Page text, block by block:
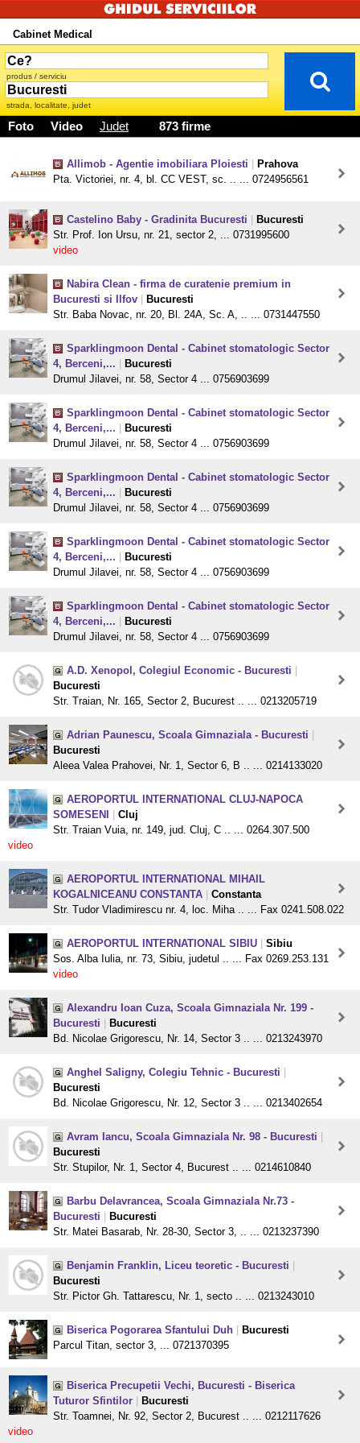
Cabinet Medical
produs / serviciu
strada, localitate, judet
Foto Video Judet 873 firme
Allimob - Agentie imobiliara Ploiesti
Prahova
Pta. Victoriei, nr. 4, bl. CC VEST, sc. .. ... 0724956561
Castelino Baby - Gradinita Bucuresti
Bucuresti
Str. Prof. Ion Ursu, nr. 21, sector 2, ... 0731995600
video
Nabira Clean - firma de curatenie premium in
Bucuresti si Ilfov
Bucuresti
Str. Baba Novac, nr. 20, Bl. 24A, Sc. A, .. ... 0731447550
Sparklingmoon Dental - Cabinet stomatologic Sector
4, Berceni,...
Bucuresti
Drumul Jilavei, nr. 58, Sector 4 ... 0756903699
Sparklingmoon Dental - Cabinet stomatologic Sector
4, Berceni,...
Bucuresti
Drumul Jilavei, nr. 58, Sector 4 ... 0756903699
Sparklingmoon Dental - Cabinet stomatologic Sector
4, Berceni,...
Bucuresti
Drumul Jilavei, nr. 58, Sector 4 ... 0756903699
Sparklingmoon Dental - Cabinet stomatologic Sector
4, Berceni,...
Bucuresti
Drumul Jilavei, nr. 58, Sector 4 ... 0756903699
Sparklingmoon Dental - Cabinet stomatologic Sector
4, Berceni,...
Bucuresti
Drumul Jilavei, nr. 58, Sector 4 ... 0756903699
A.D. Xenopol, Colegiul Economic - Bucuresti
Bucuresti
Str. Traian, Nr. 165, Sector 2, Bucurest .. ... 0213205719
Adrian Paunescu, Scoala Gimnaziala - Bucuresti
Bucuresti
Aleea Valea Prahovei, Nr. 1, Sector 6, B .. ... 0214133020
AEROPORTUL INTERNATIONAL CLUJ-NAPOCA
SOMESENI
Cluj
Str. Traian Vuia, nr. 149, jud. Cluj, C .. ... 0264.307.500
video
AEROPORTUL INTERNATIONAL MIHAIL
KOGALNICEANU CONSTANTA
Constanta
Str. Tudor Vladimirescu nr. 4, loc. Miha .. ... Fax 0241.508.022
AEROPORTUL INTERNATIONAL SIBIU
Sibiu
Sos. Alba Iulia, nr. 73, Sibiu, judetul .. ... Fax 0269.253.131
video
Alexandru Ioan Cuza, Scoala Gimnaziala Nr. 199 -
Bucuresti
Bucuresti
Bd. Nicolae Grigorescu, Nr. 14, Sector 3 .. ... 0213243970
Anghel Saligny, Colegiu Tehnic - Bucuresti
Bucuresti
Bd. Nicolae Grigorescu, Nr. 12, Sector 3 .. ... 0213402654
Avram Iancu, Scoala Gimnaziala Nr. 98 - Bucuresti
Bucuresti
Str. Stupilor, Nr. 1, Sector 4, Bucurest .. ... 0214610840
Barbu Delavrancea, Scoala Gimnaziala Nr.73 -
Bucuresti
Bucuresti
Str. Matei Basarab, Nr. 28-30, Sector 3, .. ... 0213237390
Benjamin Franklin, Liceu teoretic - Bucuresti
Bucuresti
Str. Pictor Gh. Tattarescu, Nr. 1, secto .. ... 0213243010
Biserica Pogorarea Sfantului Duh
Bucuresti
Parcul Titan, sector 3, ... 0721370395
Biserica Precupetii Vechi, Bucuresti - Biserica
Tuturor Sfintilor
Bucuresti
Str. Toamnei, Nr. 92, Sector 2, Bucurest .. ... 0212117626
video